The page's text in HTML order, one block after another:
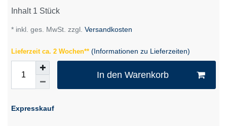
Inhalt 1 Stück
* inkl. ges. MwSt. zzgl. Versandkosten
Lieferzeit ca. 2 Wochen** (Informationen zu Lieferzeiten)
In den Warenkorb
Expresskauf